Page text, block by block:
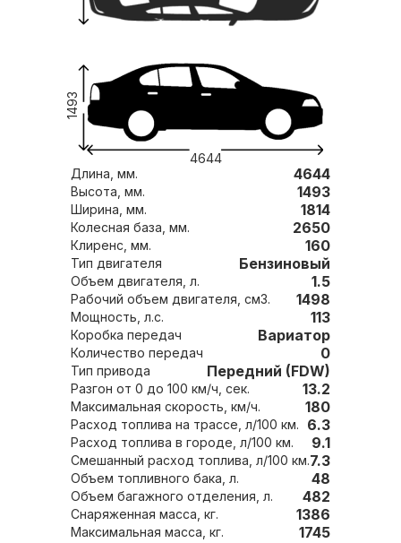
4644
1493
Длина, мм. 4644
Высота, мм. 1493
Ширина, мм. 1814
Колесная база, мм. 2650
Клиренс, мм. 160
Тип двигателя Бензиновый
Объем двигателя, л. 1.5
Рабочий объем двигателя, см3. 1498
Мощность, л.с. 113
Коробка передач Вариатор
Количество передач 0
Тип привода Передний (FDW)
Разгон от 0 до 100 км/ч, сек. 13.2
Максимальная скорость, км/ч. 180
Расход топлива на трассе, л/100 км. 6.3
Расход топлива в городе, л/100 км. 9.1
Смешанный расход топлива, л/100 км.7.3
Объем топливного бака, л. 48
Объем багажного отделения, л. 482
Снаряженная масса, кг. 1386
Максимальная масса, кг. 1745